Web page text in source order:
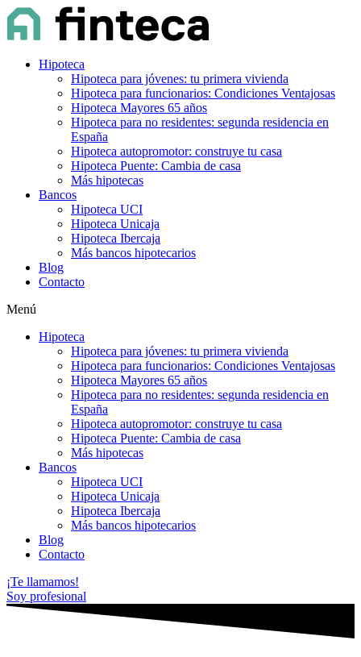
Hipoteca
Hipoteca para jóvenes: tu primera vivienda
Hipoteca para funcionarios: Condiciones Ventajosas
Hipoteca Mayores 65 años
Hipoteca para no residentes: segunda residencia en
España
Hipoteca autopromotor: construye tu casa
Hipoteca Puente: Cambia de casa
Más hipotecas
Bancos
Hipoteca UCI
Hipoteca Unicaja
Hipoteca Ibercaja
Más bancos hipotecarios
Blog
Contacto
Menú
Hipoteca
Hipoteca para jóvenes: tu primera vivienda
Hipoteca para funcionarios: Condiciones Ventajosas
Hipoteca Mayores 65 años
Hipoteca para no residentes: segunda residencia en
España
Hipoteca autopromotor: construye tu casa
Hipoteca Puente: Cambia de casa
Más hipotecas
Bancos
Hipoteca UCI
Hipoteca Unicaja
Hipoteca Ibercaja
Más bancos hipotecarios
Blog
Contacto
¡Te llamamos!
Soy profesional